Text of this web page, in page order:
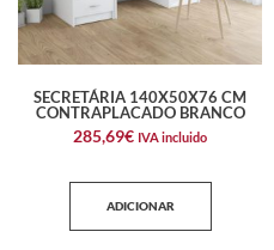
SECRETÁRIA 140X50X76 CM
CONTRAPLACADO BRANCO
285,69€ IVA incluido
ADICIONAR